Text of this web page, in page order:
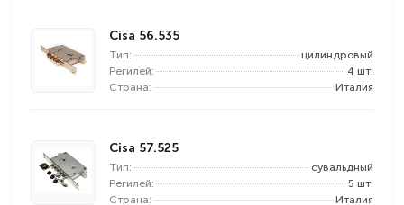
Cisa 56.535
Тип:
цилиндровый
Регилей:
4 шт.
Страна:
Италия
Cisa 57.525
Тип:
сувальдный
Регилей:
5 шт.
Страна:
Италия